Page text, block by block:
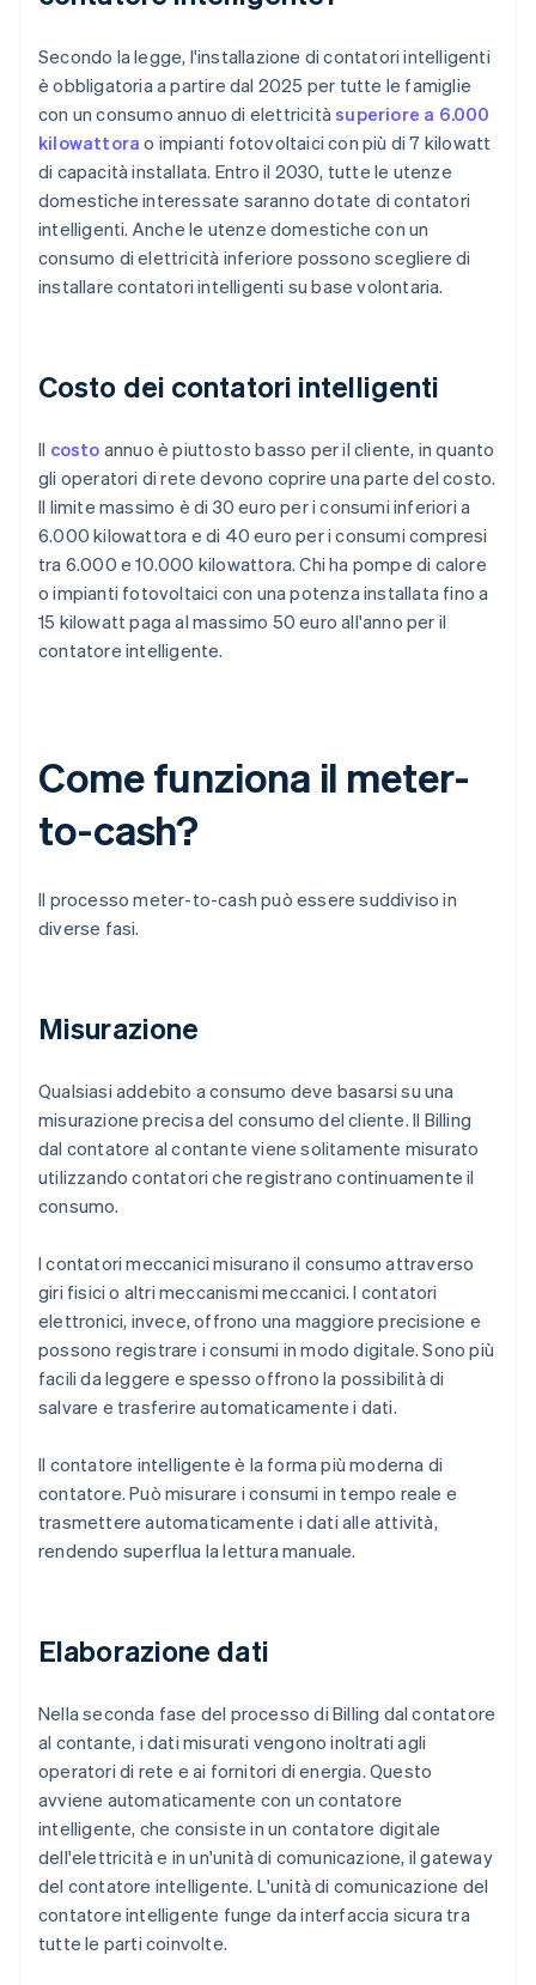
Secondo la legge, l'installazione di contatori intelligenti
è obbligatoria a partire dal 2025 per tutte le famiglie
con un consumo annuo di elettricitàsuperiore a 6.000
kilowattora o impianti fotovoltaici con più di 7 kilowatt
di capacità installata. Entro il 2030, tutte le utenze
domestiche interessate saranno dotate di contatori
intelligenti. Anche le utenze domestiche con un
consumo di elettricità inferiore possono scegliere di
installare contatori intelligenti su base volontaria.
Costo dei contatori intelligenti
Il costo annuo è piuttosto basso per il cliente, in quanto
gli operatori di rete devono coprire una parte del costo.
Il limite massimo è di 30 euro per i consumi inferiori a
6.000 kilowattora e di 40 euro per i consumi compresi
tra 6.000 e 10.000 kilowattora. Chi ha pompe di calore
o impianti fotovoltaici con una potenza installata fino a
15 kilowatt paga al massimo 50 euro all'anno per il
contatore intelligente.
Come funziona il meter-
to-cash?
Il processo meter-to-cash può essere suddiviso in
diverse fasi.
Misurazione
Qualsiasi addebito a consumo deve basarsi su una
misurazione precisa del consumo del cliente. Il Billing
dal contatore al contante viene solitamente misurato
utilizzando contatori che registrano continuamente il
consumo.
I contatori meccanici misurano il consumo attraverso
giri fisici o altri meccanismi meccanici. I contatori
elettronici, invece, offrono una maggiore precisione e
possono registrare i consumi in modo digitale. Sono più
facili da leggere e spesso offrono la possibilità di
salvare e trasferire automaticamente i dati.
Il contatore intelligente è la forma più moderna di
contatore. Può misurare i consumi in tempo reale e
trasmettere automaticamente i dati alle attività,
rendendo superflua la lettura manuale.
Elaborazione dati
Nella seconda fase del processo di Billing dal contatore
al contante, i dati misurati vengono inoltrati agli
operatori di rete e ai fornitori di energia. Questo
avviene automaticamente con un contatore
intelligente, che consiste in un contatore digitale
dell'elettricità e in un'unità di comunicazione, il gateway
del contatore intelligente. L'unità di comunicazione del
contatore intelligente funge da interfaccia sicura tra
tutte le parti coinvolte.